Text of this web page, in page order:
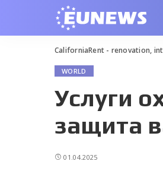
CaliforniaRent - renovation,
WORLD
Услуги
защита
01.04.2025